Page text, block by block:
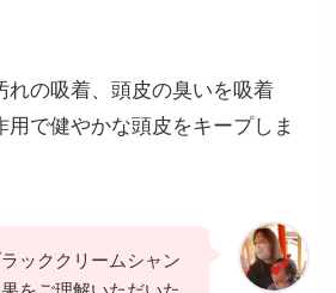
れの吸着、頭皮の臭いを吸着
用で健やかな頭皮をキープしま
ッククリームシャン